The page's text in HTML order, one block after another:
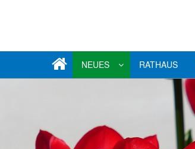
NEUES RATHAUS